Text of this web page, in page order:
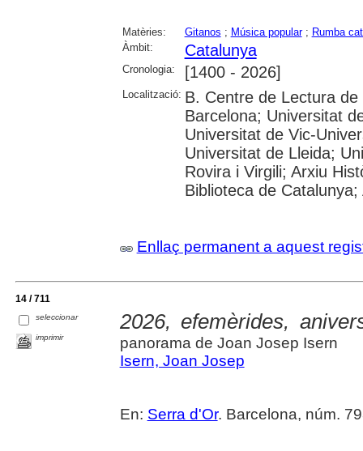
Matèries: Gitanos ; Música popular; Rumba
Àmbit:
Catalunya
Cronologia: [1400 - 2026]
Localització: B. Centre de Lectura
Barcelona; Universitat
Universitat de Vic-
Universitat de Lleida;
Rovira i Virgili; Arxiu
Biblioteca de
Enllaç permanent a aquest
14 / 711
seleccionar
imprimir
2026, efemèrides,
panorama de Joan Josep Isern
Isern, Joan Josep
En: Serra d'Or. Barcelona, núm.